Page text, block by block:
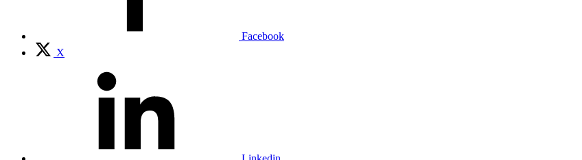
Facebook
X